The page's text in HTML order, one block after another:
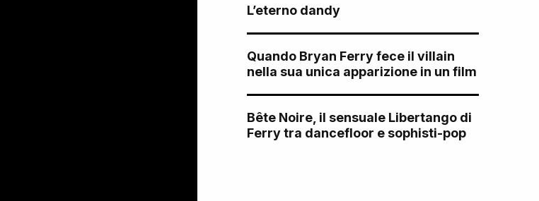
L’eterno dandy
Quando Bryan Ferry fece il villain
nella sua unica apparizione in un film
Bête Noire, il sensuale Libertango di
Ferry tra dancefloor e sophisti-pop